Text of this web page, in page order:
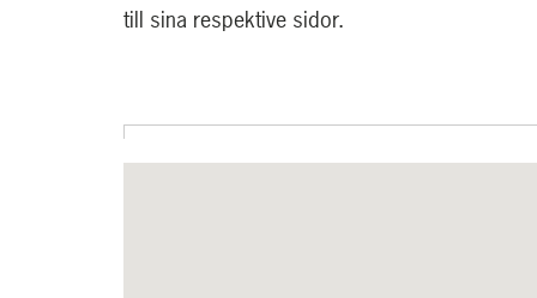
till sina respektive sidor.